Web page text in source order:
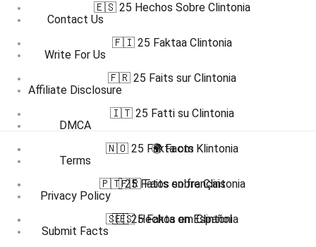
Contact Us
Write For Us
Affiliate Disclosure
DMCA
Terms
Privacy Policy
Submit Facts
🇪🇸 25 Hechos Sobre Clintonia
🇫🇮 25 Faktaa Clintonia
🇫🇷 25 Faits sur Clintonia
🇮🇹 25 Fatti su Clintonia
🇳🇴 25 Fakta om Klintonia
🇵🇹 25 Fatos sobre Clintonia
🇸🇪 25 Fakta om Clintonia
🌍 Facts
🇫🇷 Faits en français
🇪🇸 Hechos en Español